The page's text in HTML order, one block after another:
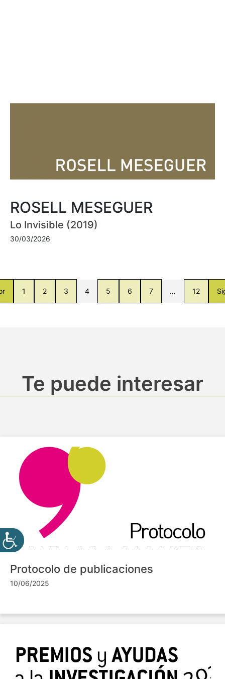
ROSELL MESEGUER
Lo Invisible (2019)
30/03/2026
1 2 3 4 5 6 7 … 12
Te puede interesar
Protocolo de publicaciones
10/06/2025